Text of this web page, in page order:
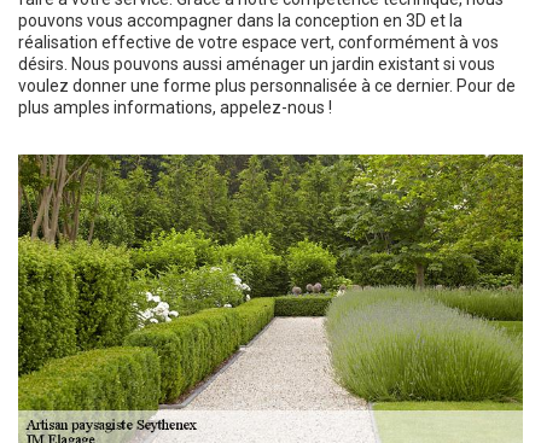
pouvons vous accompagner dans la conception en 3D et la
réalisation effective de votre espace vert, conformément à vos
désirs. Nous pouvons aussi aménager un jardin existant si vous
voulez donner une forme plus personnalisée à ce dernier. Pour de
plus amples informations, appelez-nous !